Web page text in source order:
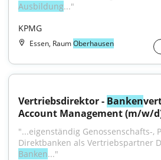
Ausbildung..."
KPMG
Essen, RaumOberhausen
Vertriebsdirektor - Banken
Account Management (m/w/
"...eigenständig Genossenschafts-,
Banken..."